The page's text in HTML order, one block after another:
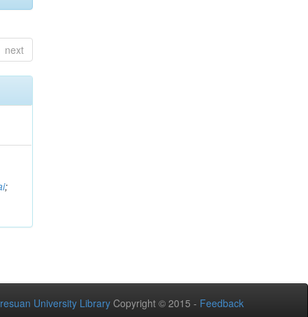
next
;
University Library Copyright © 2015 - Feedback